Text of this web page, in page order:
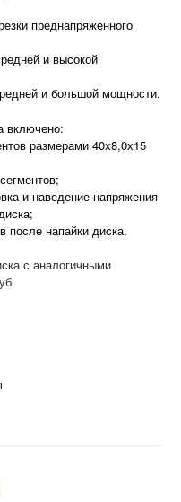
преднапряженного
и высокой
и большой мощности.
включено:
размерами 40х8,0х15
и наведение напряжения
после напайки диска.
с аналогичными